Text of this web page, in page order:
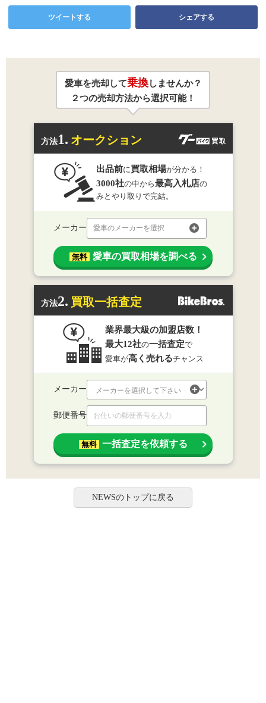
ツイートする シェアする
愛車を売却して乗換しませんか？
２つの売却方法から選択可能！
方法1. オークション
出品前に 買取相場が分かる！
3000社の中から最高入札店の
みとやり取りで完結。
メーカー 愛車のメーカーを選択
無料 愛車の買取相場を調べる
方法2. 買取一括査定
業界最大級の加盟店数！
最大12社の一括査定で
愛車が高く売れるチャンス
メーカー
郵便番号
無料 一括査定を依頼する
NEWSのトップに戻る